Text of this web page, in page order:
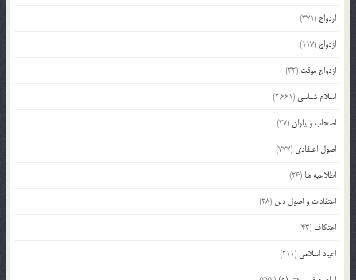
ازدواج (371)
ازدواج (117)
ازدواج موقت (32)
اسلام شناسی (2,661)
اصحاب و یاران(37)
اصول اعتقادی (777)
اطلاعیه ها (26)
اعتقادات و اصول دین (28)
اعتکاف (43)
اعیاد اسلامی (211)